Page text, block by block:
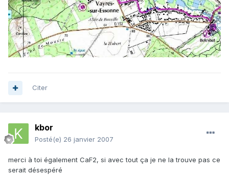
Citer
kbor
Posté(e) 26 janvier 2007
merci à toi également CaF2, si avec tout ça je ne la trouve pas ce
serait désespéré